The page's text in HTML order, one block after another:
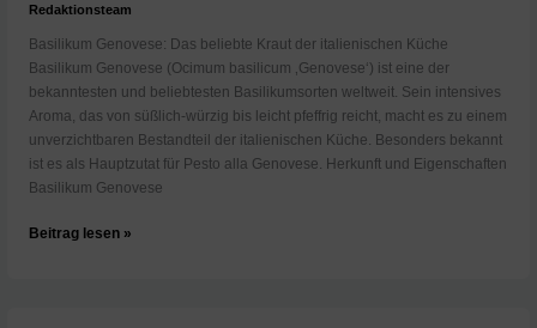
Redaktionsteam
Basilikum Genovese: Das beliebte Kraut der italienischen Küche
Basilikum Genovese (Ocimum basilicum ‚Genovese‘) ist eine der
bekanntesten und beliebtesten Basilikumsorten weltweit. Sein intensives
Aroma, das von süßlich-würzig bis leicht pfeffrig reicht, macht es zu einem
unverzichtbaren Bestandteil der italienischen Küche. Besonders bekannt
ist es als Hauptzutat für Pesto alla Genovese. Herkunft und Eigenschaften
Basilikum Genovese
Was
Beitrag lesen »